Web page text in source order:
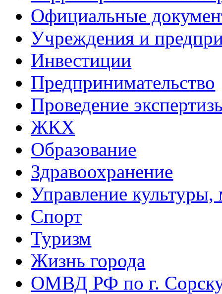
Официальные
Учреждения и
Инвестиции
Предпринимательство
Проведение
ЖКХ
Образование
Здравоохранение
Управление
Спорт
Туризм
Жизнь города
ОМВД РФ по г.